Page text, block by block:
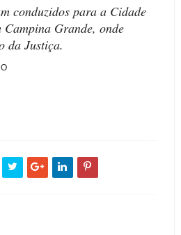
conduzidos para a Cidade
Grande, onde
da Justiça.